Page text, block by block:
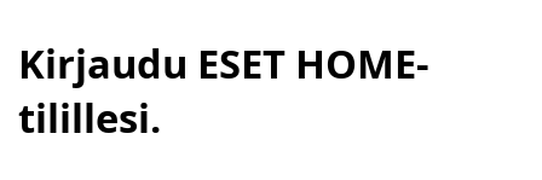
Kirjaudu ESET HOME-
tilillesi.